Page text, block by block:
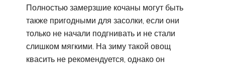
Полностью замерзшие кочаны могут быть
также пригодными для засолки, если они
только не начали подгнивать и не стали
слишком мягкими. На зиму такой овощ
квасить не рекомендуется, однако он